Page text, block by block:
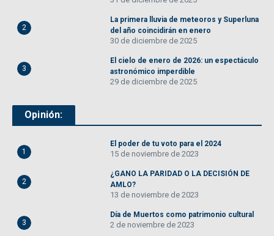
2
La primera lluvia de meteoros y Superluna
del año coincidirán en enero
30 de diciembre de 2025
3
El cielo de enero de 2026: un espectáculo
astronómico imperdible
29 de diciembre de 2025
Opinión:
1
El poder de tu voto para el 2024
15 de noviembre de 2023
2
¿GANO LA PARIDAD O LA DECISIÓN DE
AMLO?
13 de noviembre de 2023
3
Día de Muertos como patrimonio cultural
2 de noviembre de 2023